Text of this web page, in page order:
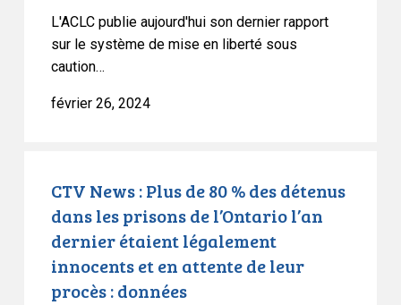
L'ACLC publie aujourd'hui son dernier rapport
sur le système de mise en liberté sous
caution…
février 26, 2024
NewsCTV News : Plus de 80 % des détenus
dans les prisons de l’Ontario l’an
dernier étaient légalement
innocents et en attente de leur
procès : données